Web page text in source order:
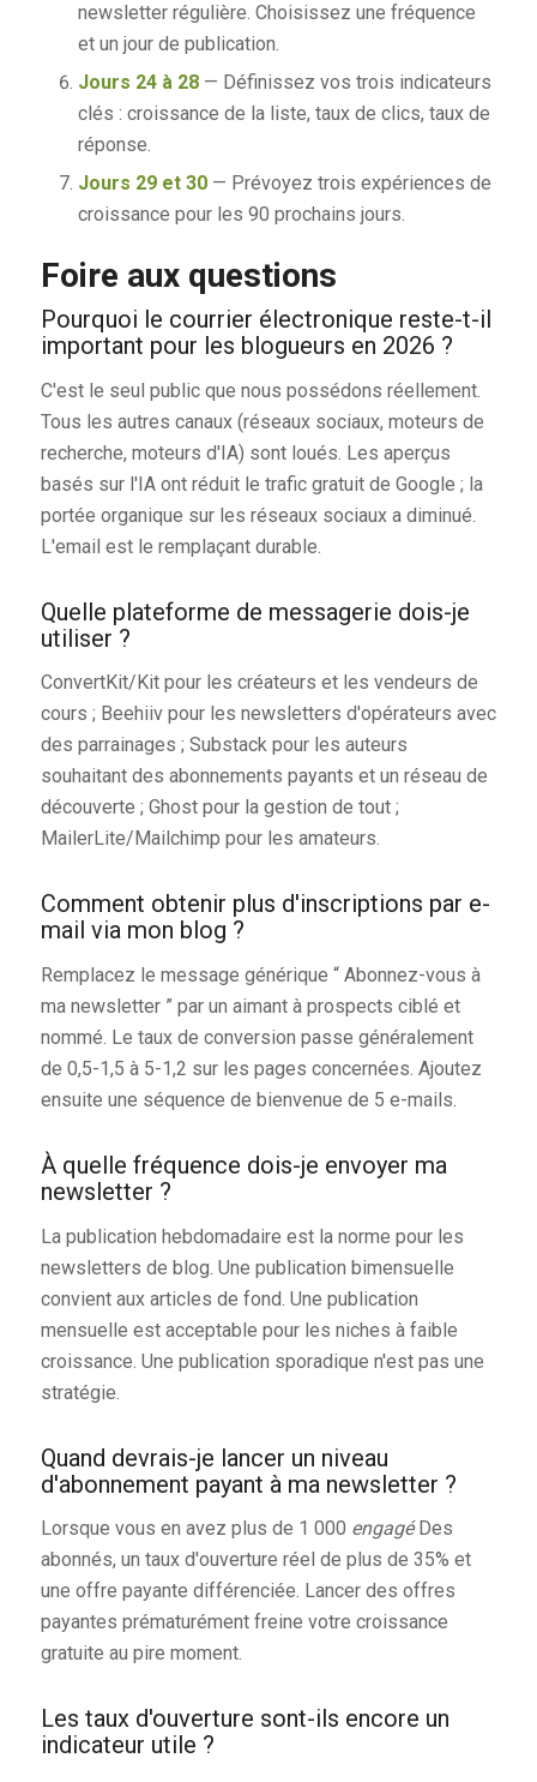
newsletter régulière. Choisissez une fréquence
et un jour de publication.
Jours 24 à 28— Définissez vos trois indicateurs
clés : croissance de la liste, taux de clics, taux de
réponse.
Jours 29 et 30— Prévoyez trois expériences de
croissance pour les 90 prochains jours.
Foire aux questions
Pourquoi le courrier électronique reste-t-il
important pour les blogueurs en 2026 ?
C'est le seul public que nous possédons réellement.
Tous les autres canaux (réseaux sociaux, moteurs de
recherche, moteurs d'IA) sont loués. Les aperçus
basés sur l'IA ont réduit le trafic gratuit de Google ; la
portée organique sur les réseaux sociaux a diminué.
L'email est le remplaçant durable.
Quelle plateforme de messagerie dois-je
utiliser ?
ConvertKit/Kit pour les créateurs et les vendeurs de
cours ; Beehiiv pour les newsletters d'opérateurs avec
des parrainages ; Substack pour les auteurs
souhaitant des abonnements payants et un réseau de
découverte ; Ghost pour la gestion de tout ;
MailerLite/Mailchimp pour les amateurs.
Comment obtenir plus d'inscriptions par e-
mail via mon blog ?
Remplacez le message générique “ Abonnez-vous à
ma newsletter ” par un aimant à prospects ciblé et
nommé. Le taux de conversion passe généralement
de 0,5-1,5 à 5-1,2 sur les pages concernées. Ajoutez
ensuite une séquence de bienvenue de 5 e-mails.
À quelle fréquence dois-je envoyer ma
newsletter ?
La publication hebdomadaire est la norme pour les
newsletters de blog. Une publication bimensuelle
convient aux articles de fond. Une publication
mensuelle est acceptable pour les niches à faible
croissance. Une publication sporadique n'est pas une
stratégie.
Quand devrais-je lancer un niveau
d'abonnement payant à ma newsletter ?
Lorsque vous en avez plus de 1 000 engagéDes
abonnés, un taux d'ouverture réel de plus de 35% et
une offre payante différenciée. Lancer des offres
payantes prématurément freine votre croissance
gratuite au pire moment.
Les taux d'ouverture sont-ils encore un
indicateur utile ?